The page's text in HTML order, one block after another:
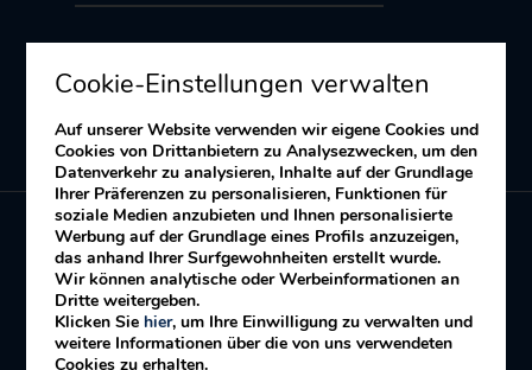
Erhalten Sie Angebote und Aktionen
Meine Buchung
Allgemeine Cookies Politik ​Datenschutzerklärung
Cookie-Einstellungen verwalten
Auf unserer Website verwenden wir eigene Cookies und
Cookies von Drittanbietern zu Analysezwecken, um den
Datenverkehr zu analysieren, Inhalte auf der Grundlage
Ihrer Präferenzen zu personalisieren, Funktionen für
soziale Medien anzubieten und Ihnen personalisierte
Werbung auf der Grundlage eines Profils anzuzeigen,
das anhand Ihrer Surfgewohnheiten erstellt wurde.
Wir können analytische oder Werbeinformationen an
Dritte weitergeben.
Klicken Siehier, um Ihre Einwilligung zu verwalten und
weitere Informationen über die von uns verwendeten
Cookies zu erhalten.